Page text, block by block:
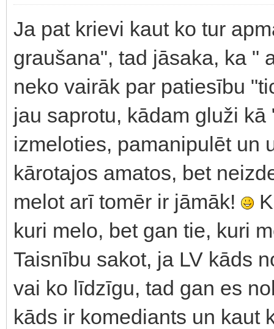
Ja pat krievi kaut ko tur
graušana", tad jāsaka, ka "
neko vairāk par patiesību
jau saprotu, kādam gluži
izmeloties, pamanipulēt un
kārotajos amatos, bet
melot arī tomēr ir jāmāk!
kuri melo, bet gan tie, kuri
Taisnību sakot, ja LV kāds
vai ko līdzīgu, tad gan es
kāds ir komediants un kaut